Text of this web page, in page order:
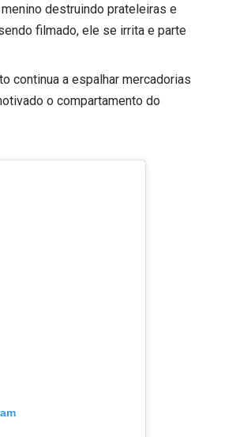
destruindo prateleiras e
filmado, ele se irrita e parte
continua a espalhar mercadorias
o compartamento do